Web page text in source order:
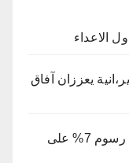
الاعداء
يعززان آفاق
الجمهورية الإسلامية الإيرا، نية فرضت رسوم 7% على